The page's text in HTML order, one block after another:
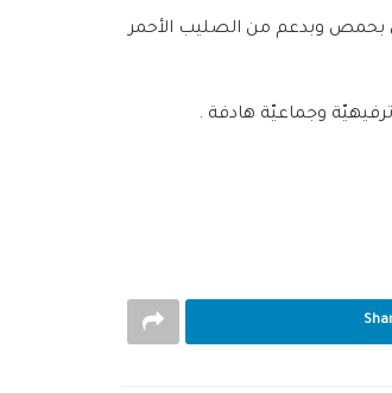
السوري بحمص وبدعم من الصليب الأحمر
وجماعيّة هادفة .